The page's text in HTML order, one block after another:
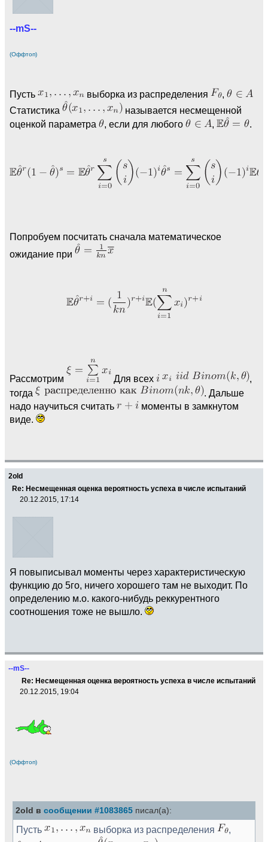
--mS--
(Оффтоп)
Пусть выборка из распределения
,
Статистика
называется несмещенной
оценкой параметра
, если для любого , .
Попробуем посчитать сначала математическое
ожидание при
Рассмотрим Для всех
,
тогда
. Дальше
надо научиться считать
моменты в замкнутом
виде.
2old
Re: Несмещенная оценка вероятность успеха в числе испытаний
20.12.2015, 17:14
Я повыписывал моменты через характеристическую
функцию до 5го, ничего хорошего там не выходит. По
определению м.о. какого-нибудь реккурентного
соотношения тоже не вышло.
--mS--
Re: Несмещенная оценка вероятность успеха в числе испытаний
20.12.2015, 19:04
(Оффтоп)
2old в сообщении #1083865 писал(а):
Пусть выборка из распределения
,